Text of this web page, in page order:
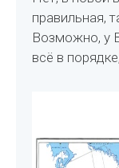
правильная,
Возможно, у
всё в